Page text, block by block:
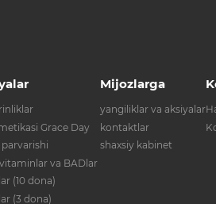
Grace Day
va BADlar
(10 dona)
(3 dona)
Mijozlarga
yangiliklar va aksiyalar
kontaktlar
shaxsiy kabinet